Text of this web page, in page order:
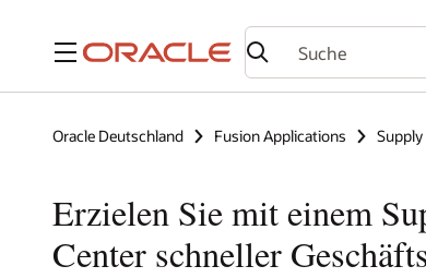
Menü
Oracle Deutschland Fusion Applications
Erzielen Sie mit einem
Center schneller